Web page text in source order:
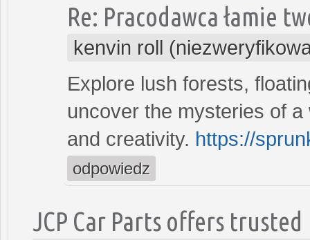
Re: Pracodawca łamie
kenvin roll
Explore lush forests,
uncover the mysteries of
and creativity. https://
odpowiedz
JCP Car Parts offers trusted